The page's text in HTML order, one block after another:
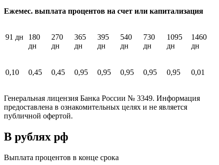
Ежемес. выплата процентов на счет или капитализация
91 дн
180
дн
270
дн
365
дн
395
дн
540
дн
730
дн
1095
дн
1460
дн
0,10 0,45 0,45 0,95 0,95 0,95 0,95 0,95 0,01
Генеральная лицензия Банка России № 3349. Информация
предоставлена в ознакомительных целях и не является
публичной офертой.
В рублях рф
Выплата процентов в конце срока